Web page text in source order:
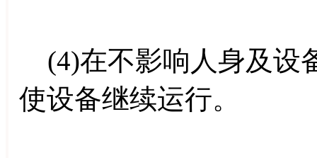
(4)在不影响人身及设
使设备继续运行。